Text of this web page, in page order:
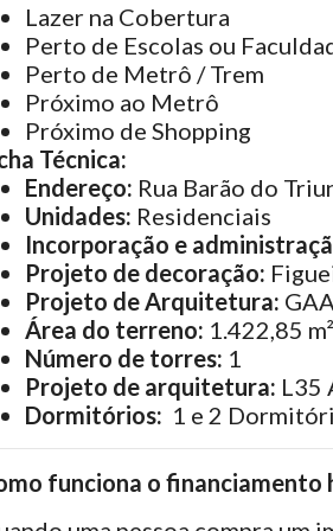
Lazer na Cobertura
Perto de Escolas ou
Perto de Metrô / Trem
Próximo ao Metrô
Próximo de Shopping
Técnica:
Endereço: Rua Barão do
Unidades: Residenciais
Incorporação e
Projeto de decoração:
Projeto de Arquitetura:
Área do terreno: 1.422,85 m²
Número de torres: 1
Projeto de arquitetura: L35
Dormitórios: 1 e 2
funciona o financiamento